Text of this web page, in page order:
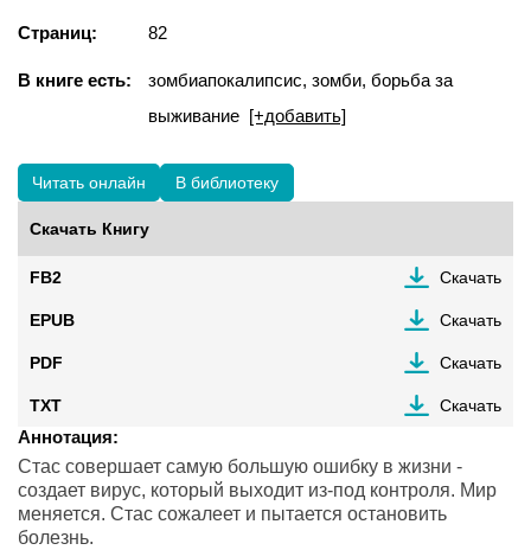
Страниц: 82
В книге есть:
зомбиапокалипсис, зомби, борьба за
выживание [+добавить]
Читать онлайн В библиотеку
Скачать Книгу
FB2 Скачать
EPUB Скачать
PDF Скачать
TXT Скачать
Аннотация:
Стас совершает самую большую ошибку в жизни -
создает вирус, который выходит из-под контроля. Мир
меняется. Стас сожалеет и пытается остановить
болезнь.